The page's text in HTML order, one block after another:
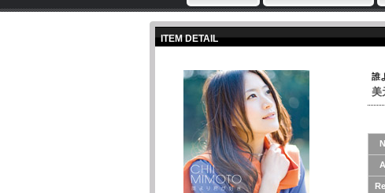
ITEM DETAIL
誰
美